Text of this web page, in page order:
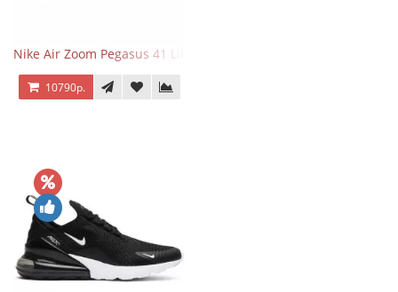
Nike Air Zoom Pegasus 41 Lilac Bloom
10790р.